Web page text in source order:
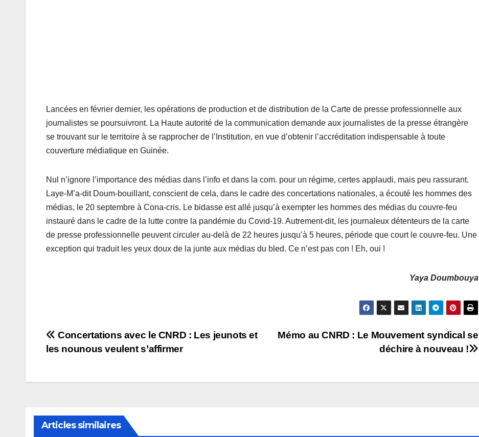
Lancées en février dernier, les opérations de production et de distribution de la Carte de presse professionnelle aux
journalistes se poursuivront. La Haute autorité de la communication demande aux journalistes de la presse étrangère
se trouvant sur le territoire à se rapprocher de l’Institution, en vue d’obtenir l’accréditation indispensable à toute
couverture médiatique en Guinée.
Nul n’ignore l’importance des médias dans l’info et dans la com. pour un régime, certes applaudi, mais peu rassurant.
Laye-M’a-dit Doum-bouillant, conscient de cela, dans le cadre des concertations nationales, a écouté les hommes des
médias, le 20 septembre à Cona-cris. Le bidasse est allé jusqu’à exempter les hommes des médias du couvre-feu
instauré dans le cadre de la lutte contre la pandémie du Covid-19. Autrement-dit, les journaleux détenteurs de la carte
de presse professionnelle peuvent circuler au-delà de 22 heures jusqu’à 5 heures, période que court le couvre-feu. Une
exception qui traduit les yeux doux de la junte aux médias du bled. Ce n’est pas con ! Eh, oui !
Yaya Doumbouya
Navigation
l’article
Mémo au CNRD : Le Mouvement syndical se
déchire à nouveau !
Concertations avec le CNRD : Les jeunots et
les nounous veulent s’affirmer
Articles similaires